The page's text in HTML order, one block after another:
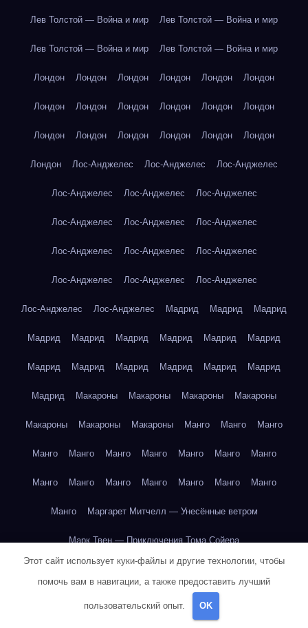
Лев Толстой — Война и мир Лев Толстой — Война и мир
Лев Толстой — Война и мир Лев Толстой — Война и мир
Лондон Лондон Лондон Лондон Лондон Лондон
Лондон Лондон Лондон Лондон Лондон Лондон
Лондон Лондон Лондон Лондон Лондон Лондон
Лондон Лос-Анджелес Лос-Анджелес Лос-Анджелес
Лос-Анджелес Лос-Анджелес Лос-Анджелес
Лос-Анджелес Лос-Анджелес Лос-Анджелес
Лос-Анджелес Лос-Анджелес Лос-Анджелес
Лос-Анджелес Лос-Анджелес Лос-Анджелес
Лос-Анджелес Лос-Анджелес Мадрид Мадрид Мадрид
Мадрид Мадрид Мадрид Мадрид Мадрид Мадрид
Мадрид Мадрид Мадрид Мадрид Мадрид Мадрид
Мадрид Макароны Макароны Макароны Макароны
Макароны Макароны Макароны Манго Манго Манго
Манго Манго Манго Манго Манго Манго Манго
Манго Манго Манго Манго Манго Манго Манго
Манго Маргарет Митчелл — Унесённые ветром
Марк Твен — Приключения Тома Сойера
Марк Твен — Приключения Тома Сойера
Этот сайт использует куки-файлы и другие технологии, чтобы
помочь вам в навигации, а также предоставить лучший
пользовательский опыт. OK